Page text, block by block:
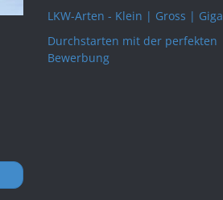
LKW-Arten - Klein | Gross | Giga
Durchstarten mit der perfekten
Bewerbung